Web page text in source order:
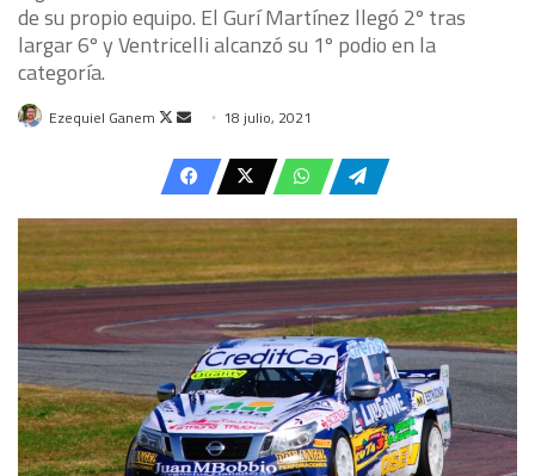
de su propio equipo. El Gurí Martínez llegó 2º tras
largar 6º y Ventricelli alcanzó su 1º podio en la
categoría.
Ezequiel Ganem
Follow
X
Send
email
18 julio, 2021